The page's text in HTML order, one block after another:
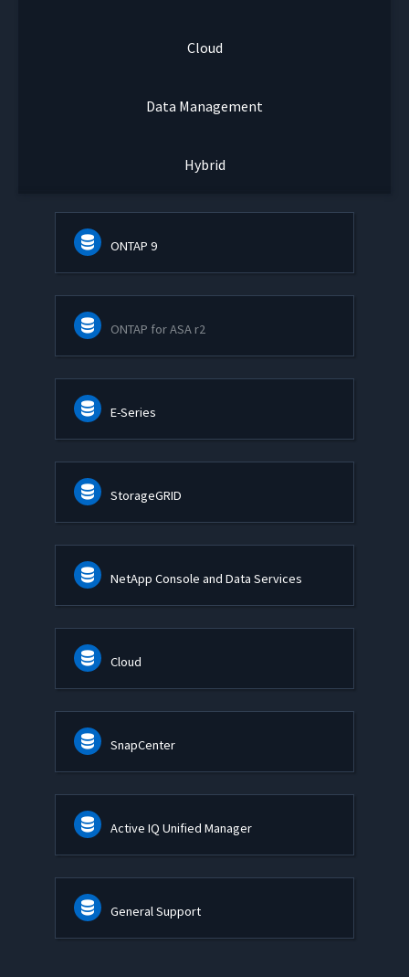
Cloud
Data Management
Hybrid
ONTAP 9
ONTAP for ASA r2
E-Series
StorageGRID
NetApp Console and Data Services
Cloud
SnapCenter
Active IQ Unified Manager
General Support